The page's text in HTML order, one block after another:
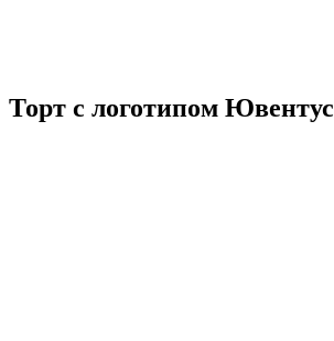
Торт с логотипом Ювентус